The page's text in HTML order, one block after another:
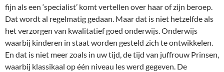
fijn als een ‘specialist’ komt vertellen over haar of zijn beroep.
Dat wordt al regelmatig gedaan. Maar dat is niet hetzelfde als
het verzorgen van kwalitatief goed onderwijs. Onderwijs
waarbij kinderen in staat worden gesteld zich te ontwikkelen.
En dat is niet meer zoals in uw tijd, de tijd van juffrouw Prinsen,
waarbij klassikaal op één niveau les werd gegeven. De